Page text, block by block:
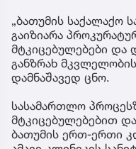
„ბათუმის საქალაქო
გაიზიარა
მტკიცებულებები და
განზრახ
დამნაშავედ ცნო.
სასამართლო
მტკიცებულებებით
ბათუმის ერთ-ერთი